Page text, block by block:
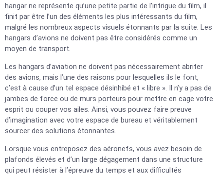
hangar ne représente qu’une petite partie de l’intrigue du film, il
finit par être l’un des éléments les plus intéressants du film,
malgré les nombreux aspects visuels étonnants par la suite. Les
hangars d’avions ne doivent pas être considérés comme un
moyen de transport.
Les hangars d’aviation ne doivent pas nécessairement abriter
des avions, mais l’une des raisons pour lesquelles ils le font,
c’est à cause d’un tel espace désinhibé et « libre ». Il n’y a pas de
jambes de force ou de murs porteurs pour mettre en cage votre
esprit ou couper vos ailes. Ainsi, vous pouvez faire preuve
d’imagination avec votre espace de bureau et véritablement
sourcer des solutions étonnantes.
Lorsque vous entreposez des aéronefs, vous avez besoin de
plafonds élevés et d’un large dégagement dans une structure
qui peut résister à l’épreuve du temps et aux difficultés